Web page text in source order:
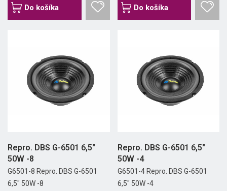
Do košíka Do košíka
Repro. DBS G-6501 6,5"
50W -8
G6501-8 Repro. DBS G-6501
6,5" 50W -8
Repro. DBS G-6501 6,5"
50W -4
G6501-4 Repro. DBS G-6501
6,5" 50W -4